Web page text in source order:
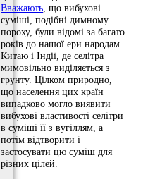
Вважають , що вибухові
суміші, подібні димному
пороху, були відомі за багато
років до нашої ери народам
Китаю і Індії, де селітра
мимовільно виділяється з
грунту. Цілком природно,
що населення цих країн
випадково могло виявити
вибухові властивості селітри
в суміші її з вугіллям, а
потім відтворити і
застосувати цю суміш для
різних цілей.